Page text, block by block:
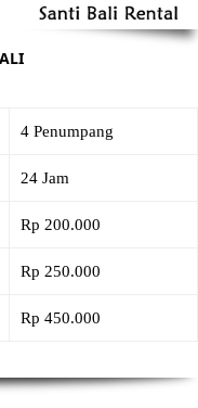
4 Penumpang
24 Jam
Rp 200.000
Rp 250.000
Rp 450.000